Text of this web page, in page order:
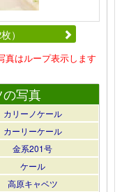
）
真はループ表示します
写真
カリーノケール
カーリーケール
金系201号
ケール
高原キャベツ